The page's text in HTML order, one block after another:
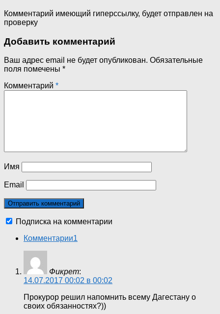
Комментарий имеющий гиперссылку, будет отправлен на
проверку
Добавить комментарий
Ваш адрес email не будет опубликован. Обязательные
поля помечены *
Комментарий *
Имя
Email
Подписка на комментарии
Комментарии1
Фикрет:
14.07.2017 00:02 в 00:02
Прокурор решил напомнить всему Дагестану о
своих обязанностях?))